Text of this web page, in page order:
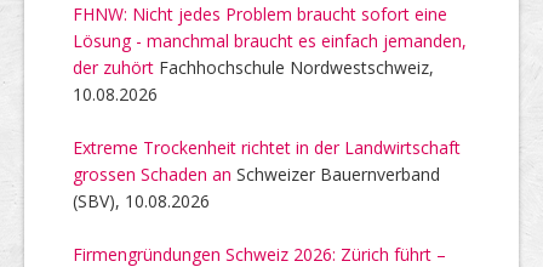
FHNW: Nicht jedes Problem braucht sofort eine
Lösung - manchmal braucht es einfach jemanden,
der zuhört Fachhochschule Nordwestschweiz,
10.08.2026
Extreme Trockenheit richtet in der Landwirtschaft
grossen Schaden an Schweizer Bauernverband
(SBV), 10.08.2026
Firmengründungen Schweiz 2026: Zürich führt –